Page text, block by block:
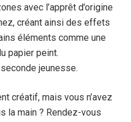
avec l’apprêt d’origine
créant ainsi des effets
éléments comme une
papier peint.
jeunesse.
créatif, mais vous n’avez
la main ? Rendez-vous